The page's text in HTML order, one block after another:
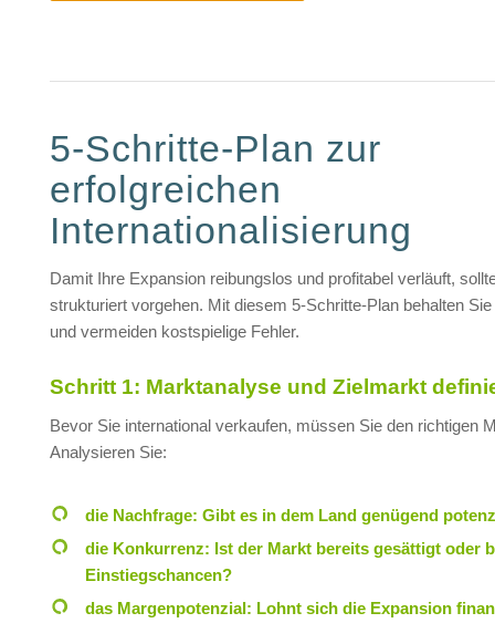
5-Schritte-Plan zur
erfolgreichen
Internationalisierung
Damit Ihre Expansion reibungslos und profitabel verläuft,
strukturiert vorgehen. Mit diesem 5-Schritte-Plan behalten
und vermeiden kostspielige Fehler.
Schritt 1: Marktanalyse und Zielmarkt
Bevor Sie international verkaufen, müssen Sie den richtigen
Analysieren Sie:
die Nachfrage: Gibt es in dem Land genügend
die Konkurrenz: Ist der Markt bereits gesättigt oder
Einstiegschancen?
das Margenpotenzial: Lohnt sich die Expansion